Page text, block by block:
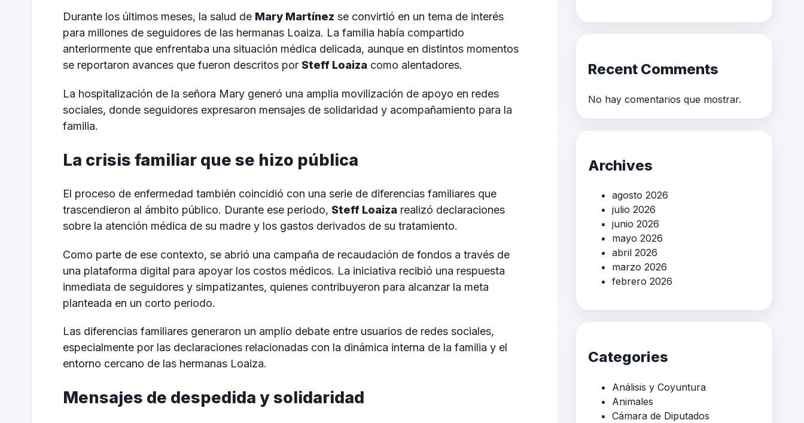
Durante los últimos meses, la salud de Mary Martínez se convirtió en un tema de interés
para millones de seguidores de las hermanas Loaiza. La familia había compartido
anteriormente que enfrentaba una situación médica delicada, aunque en distintos momentos
se reportaron avances que fueron descritos por Steff Loaiza como alentadores.
La hospitalización de la señora Mary generó una amplia movilización de apoyo en redes
sociales, donde seguidores expresaron mensajes de solidaridad y acompañamiento para la
familia.
La crisis familiar que se hizo pública
El proceso de enfermedad también coincidió con una serie de diferencias familiares que
trascendieron al ámbito público. Durante ese periodo, Steff Loaiza realizó declaraciones
sobre la atención médica de su madre y los gastos derivados de su tratamiento.
Como parte de ese contexto, se abrió una campaña de recaudación de fondos a través de
una plataforma digital para apoyar los costos médicos. La iniciativa recibió una respuesta
inmediata de seguidores y simpatizantes, quienes contribuyeron para alcanzar la meta
planteada en un corto periodo.
Las diferencias familiares generaron un amplio debate entre usuarios de redes sociales,
especialmente por las declaraciones relacionadas con la dinámica interna de la familia y el
entorno cercano de las hermanas Loaiza.
Mensajes de despedida y solidaridad
Recent Comments
No hay comentarios que mostrar.
Archives
agosto 2026
julio 2026
junio 2026
mayo 2026
abril 2026
marzo 2026
febrero 2026
Categories
Análisis y Coyuntura
Animales
Cámara de Diputados